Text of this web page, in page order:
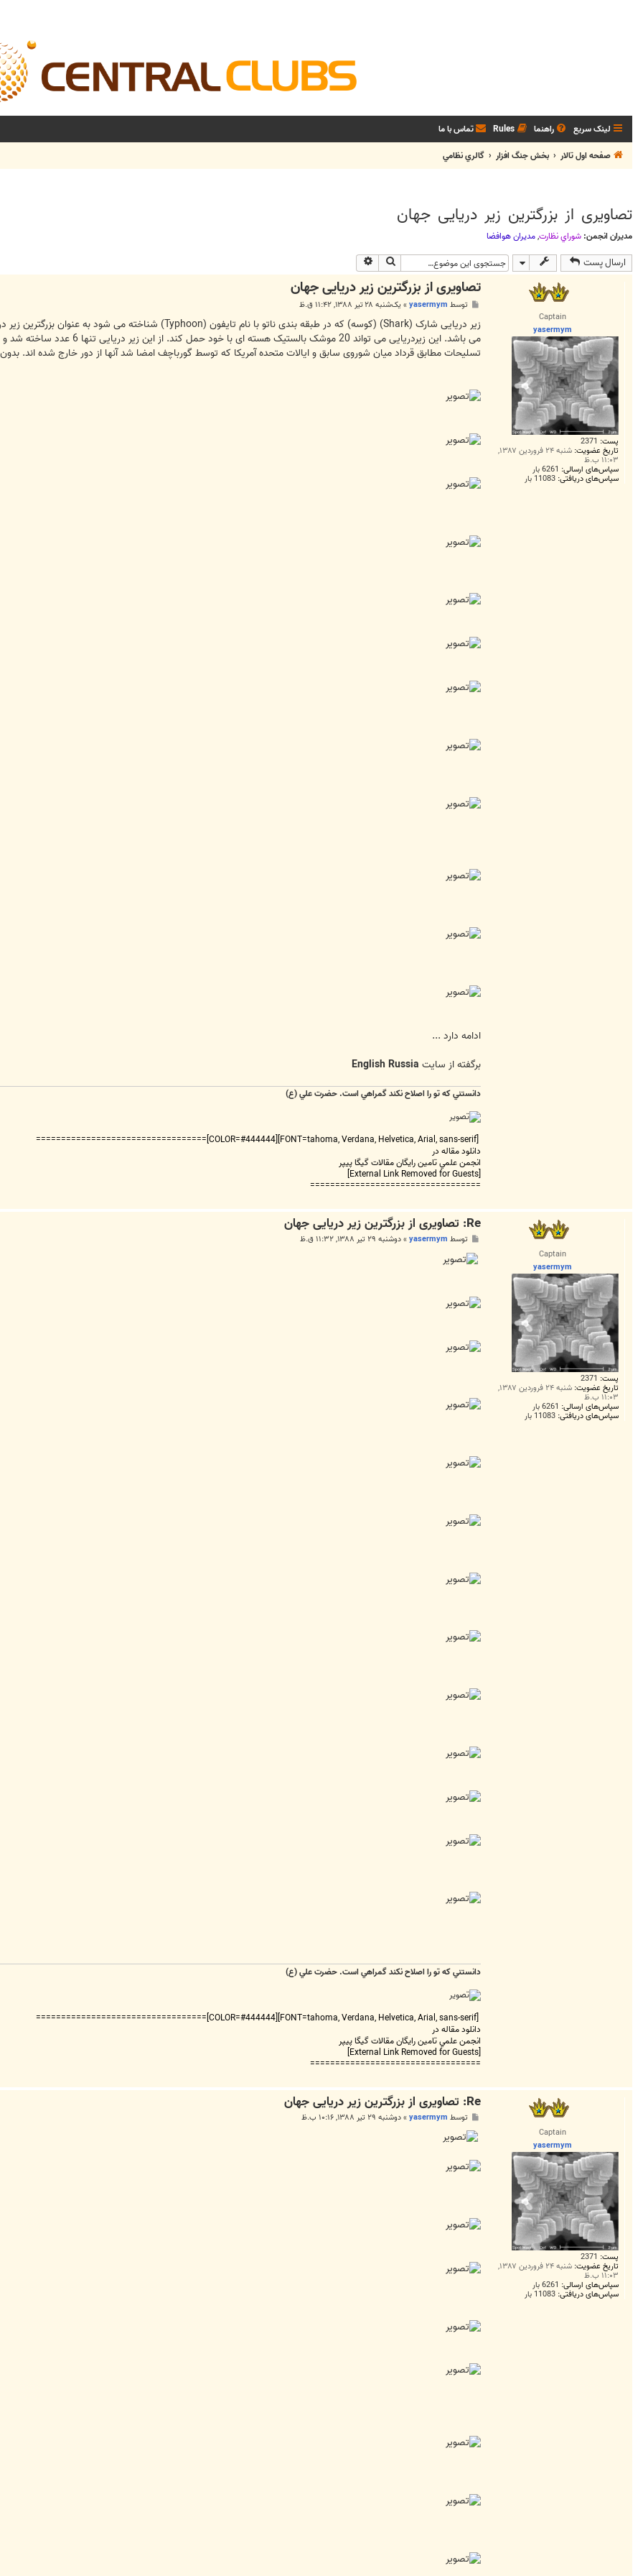
لینک سریع راهنما Rules تماس با ما
صفحه اول تالار
بخش جنگ افزار گالري نظامي
تصاویری از بزرگترین زیر دریایی جهان
مدیران انجمن: شوراي نظارت,مديران هوافضا
ارسال پست جستجو
Captain
yasermym
پست: 2371
تاریخ عضویت: شنبه ۲۴ فروردین ۱۳۸۷,
۱۱:۰۳ ب.ظ
سپاس‌های ارسالی: 6261 بار
سپاس‌های دریافتی: 11083 بار
تصاویری از بزرگترین زیر دریایی جهان
ت
توسط yasermym
» یک‌شنبه ۲۸ تیر ۱۳۸۸, ۱۱:۴۲ ق.ظ
تسلیحات مطابق قرداد میان شوروی سابق و ایالات متحده آمریکا که توسط گورباچف امضا شد آنها از دور خارج شده اند.
ادامه دارد ...
برگفته از سایت English Russia
دانستني که تو را اصلاح نکند گمراهي است. حضرت علي (ع)
[FONT=tahoma, Verdana, Helvetica, Arial, sans-serif][COLOR=#444444]==================================
دانلود مقاله در
انجمن علمي تامين رايگان مقالات گيگا پيپر
[External Link Removed for Guests]
==================================
Captain
yasermym
پست: 2371
تاریخ عضویت: شنبه ۲۴ فروردین ۱۳۸۷,
۱۱:۰۳ ب.ظ
سپاس‌های ارسالی: 6261 بار
سپاس‌های دریافتی: 11083 بار
Re: تصاویری از بزرگترین زیر دریایی جهان
ت
توسط yasermym
»دوشنبه ۲۹ تیر ۱۳۸۸, ۱۱:۳۲ ق.ظ
دانستني که تو را اصلاح نکند گمراهي است. حضرت علي (ع)
[FONT=tahoma, Verdana, Helvetica, Arial, sans-serif][COLOR=#444444]==================================
دانلود مقاله در
انجمن علمي تامين رايگان مقالات گيگا پيپر
[External Link Removed for Guests]
==================================
Captain
yasermym
پست: 2371
تاریخ عضویت: شنبه ۲۴ فروردین ۱۳۸۷,
۱۱:۰۳ ب.ظ
سپاس‌های ارسالی: 6261 بار
سپاس‌های دریافتی: 11083 بار
Re: تصاویری از بزرگترین زیر دریایی جهان
ت
توسط yasermym
»دوشنبه ۲۹ تیر ۱۳۸۸, ۱۰:۱۶ ب.ظ